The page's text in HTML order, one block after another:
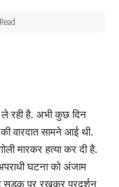
ले रही है. अभी कुछ दिन
वारदात सामने आई थी.
मारकर हत्या कर दी है.
घटना को अंजाम
सड़क पर रखकर प्रदर्शन